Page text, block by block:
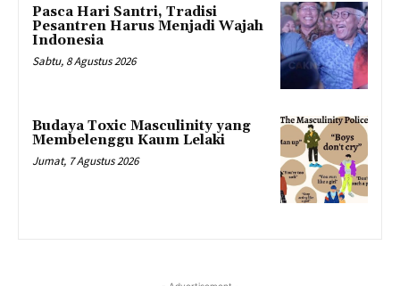
Pasca Hari Santri, Tradisi
Pesantren Harus Menjadi Wajah
Indonesia
Sabtu, 8 Agustus 2026
Budaya Toxic Masculinity yang
Membelenggu Kaum Lelaki
Jumat, 7 Agustus 2026